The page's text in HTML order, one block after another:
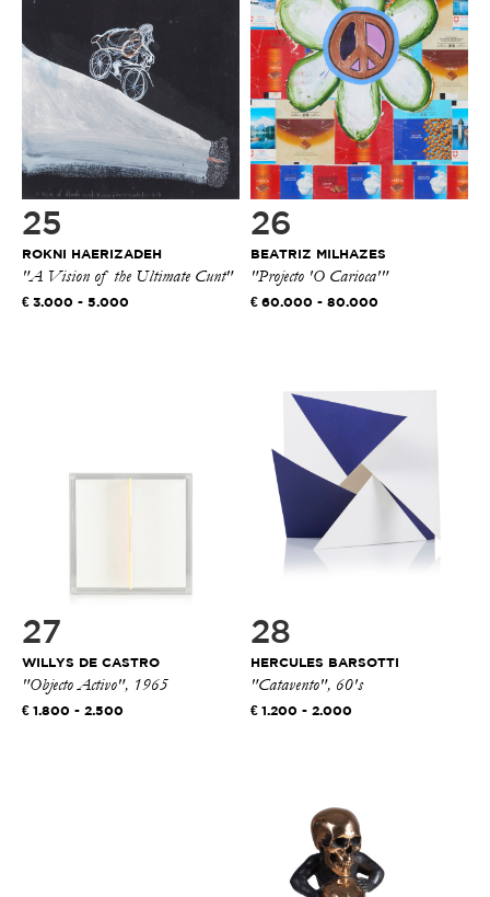
25
ROKNI HAERIZADEH
"A Vision of the Ultimate Cunt"
3.000 - 5.000
26
BEATRIZ MILHAZES
"Projecto 'O Carioca'"
60.000 - 80.000
27
WILLYS DE CASTRO
"Objecto Activo", 1965
1.800 - 2.500
28
HERCULES BARSOTTI
"Catavento", 60's
1.200 - 2.000